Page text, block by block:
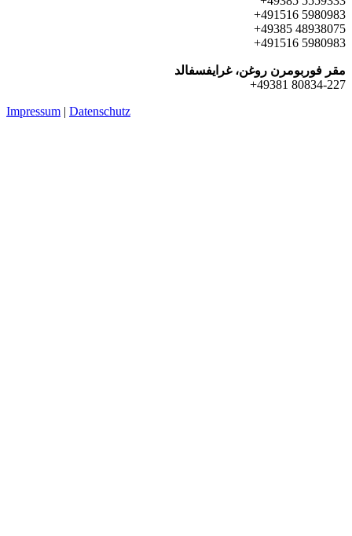
+491516 5980983
+49385 48938075
+491516 5980983
مقر فوربومرن روغن، غرايفسفالد
+49381 80834-227
Impressum | Datenschutz